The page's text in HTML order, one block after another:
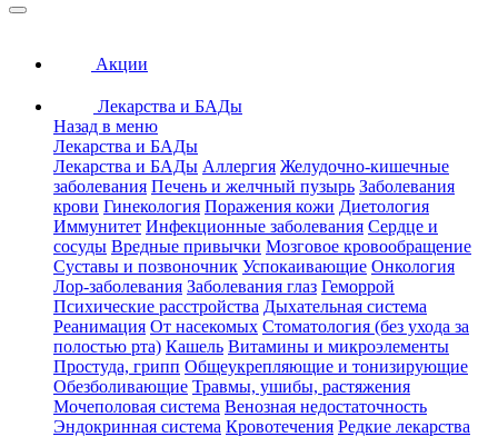
Акции
Лекарства и БАДы
Назад в меню
Лекарства и БАДы
Лекарства и БАДы Аллергия Желудочно-кишечные
заболевания Печень и желчный пузырь Заболевания
крови Гинекология Поражения кожи Диетология
Иммунитет Инфекционные заболевания Сердце и
сосуды Вредные привычки Мозговое кровообращение
Суставы и позвоночник Успокаивающие Онкология
Лор-заболевания Заболевания глаз Геморрой
Психические расстройства Дыхательная система
Реанимация От насекомых Стоматология (без ухода за
полостью рта) Кашель Витамины и микроэлементы
Простуда, грипп Общеукрепляющие и тонизирующие
Обезболивающие Травмы, ушибы, растяжения
Мочеполовая система Венозная недостаточность
Эндокринная система Кровотечения Редкие лекарства